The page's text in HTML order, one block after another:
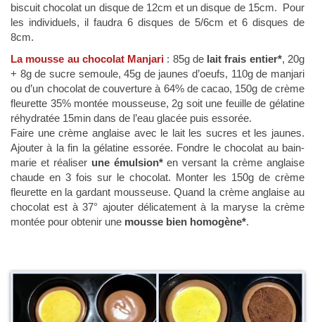
biscuit chocolat un disque de 12cm et un disque de 15cm. Pour
les individuels, il faudra 6 disques de 5/6cm et 6 disques de
8cm.
La mousse au chocolat Manjari : 85g de lait frais entier*, 20g
+ 8g de sucre semoule, 45g de jaunes d’oeufs, 110g de manjari
ou d’un chocolat de couverture à 64% de cacao, 150g de crème
fleurette 35% montée mousseuse, 2g soit une feuille de gélatine
réhydratée 15min dans de l’eau glacée puis essorée.
Faire une crème anglaise avec le lait les sucres et les jaunes.
Ajouter à la fin la gélatine essorée. Fondre le chocolat au bain-
marie et réaliser une émulsion*en versant la crème anglaise
chaude en 3 fois sur le chocolat. Monter les 150g de crème
fleurette en la gardant mousseuse. Quand la crème anglaise au
chocolat est à 37° ajouter délicatement à la maryse la crème
montée pour obtenir une mousse bien homogène*.